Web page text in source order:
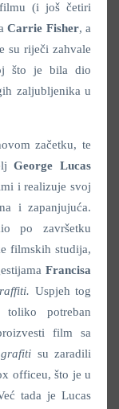
(i još četiri
Carrie Fisher, a
su riječi zahvale
što je bila dio
zaljubljenika u
začetku, te
George Lucas
i realizuje svoj
i zapanjujuća.
po završetku
filmskih studija,
Francisa
Uspjeh tog
potreban
film sa
su zaradili
officeu, što je u
tada je Lucas